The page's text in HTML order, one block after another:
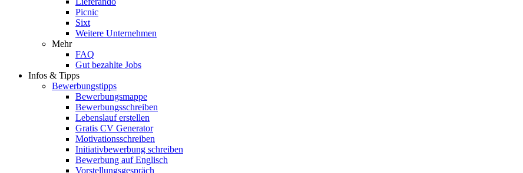
Picnic
Sixt
Weitere Unternehmen
Mehr
FAQ
Gut bezahlte Jobs
Infos & Tipps
Bewerbungstipps
Bewerbungsmappe
Bewerbungsschreiben
Lebenslauf erstellen
Gratis CV Generator
Motivationsschreiben
Initiativbewerbung schreiben
Bewerbung auf Englisch
Vorstellungsgespräch